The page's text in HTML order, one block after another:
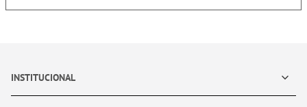
INSTITUCIONAL